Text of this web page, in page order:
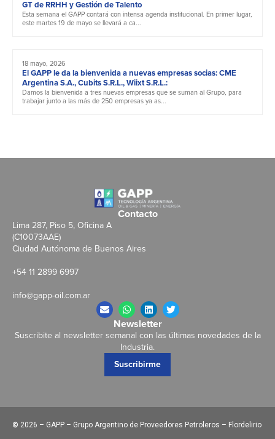
GT de RRHH y Gestión de Talento
Esta semana el GAPP contará con intensa agenda institucional. En primer lugar,
este martes 19 de mayo se llevará a ca...
18 mayo, 2026
El GAPP le da la bienvenida a nuevas empresas socias: CME
Argentina S.A., Cubits S.R.L., Wiixt S.R.L.:
Damos la bienvenida a tres nuevas empresas que se suman al Grupo, para
trabajar junto a las más de 250 empresas ya as...
Contacto
Lima 287, Piso 5, Oficina A
(C10073AAE)
Ciudad Autónoma de Buenos Aires
+54 11 2899 6997
info@gapp-oil.com.ar
Newsletter
Suscribite al newsletter semanal con las últimas novedades de la
Industria.
Suscribirme
© 2026 – GAPP – Grupo Argentino de Proveedores Petroleros – Flordelirio